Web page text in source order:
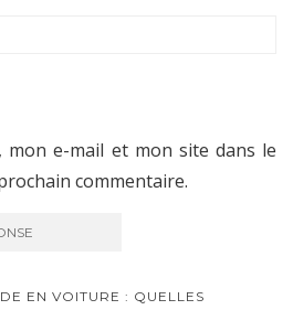
mon e-mail et mon site dans le
commentaire.
EN VOITURE : QUELLES